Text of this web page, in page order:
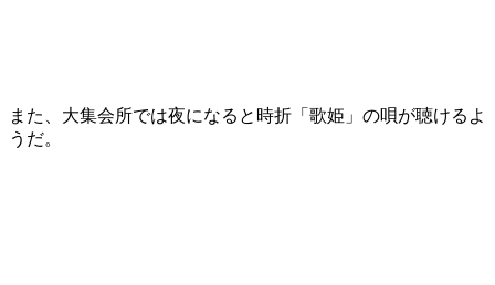
また、大集会所では夜になると時折「 歌姫 」の唄が聴けるよ
うだ。